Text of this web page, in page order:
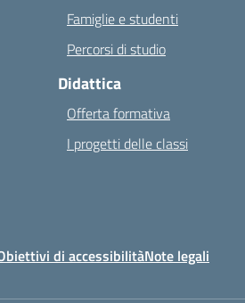
Famiglie e studenti
Percorsi di studio
Didattica
Offerta formativa
I progetti delle classi
di accessibilitàNote legali